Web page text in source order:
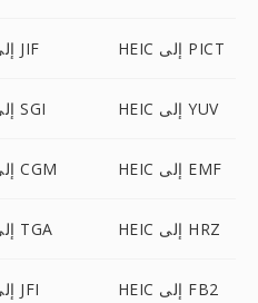
HEIC إلى JIF HEIC إلى PICT
HEIC إلى SGI HEIC إلى YUV
HEIC إلى CGM HEIC إلى EMF
HEIC إلى TGA HEIC إلى HRZ
HEIC إلى JFI HEIC إلى FB2